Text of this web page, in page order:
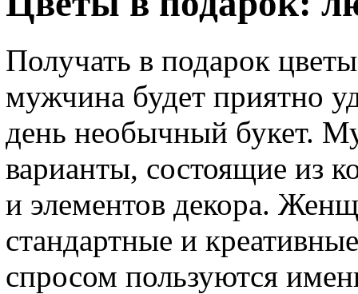
Получать в подарок
мужчина будет приятно
день необычный букет.
варианты, состоящие из
и элементов декора.
стандартные и
спросом пользуются